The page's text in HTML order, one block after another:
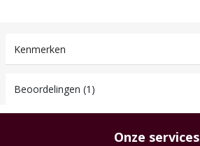
Kenmerken
Beoordelingen (1)
Onze services